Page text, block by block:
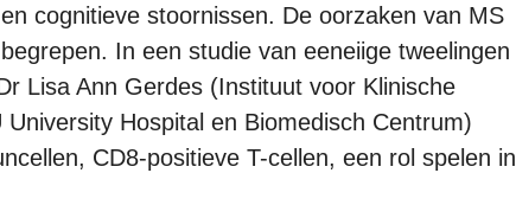
cognitieve stoornissen. De oorzaken van MS
In een studie van eeneiige
Lisa Ann Gerdes (Instituut voor Klinische
Hospital en Biomedisch Centrum)
CD8-positieve T-cellen, een rol spelen